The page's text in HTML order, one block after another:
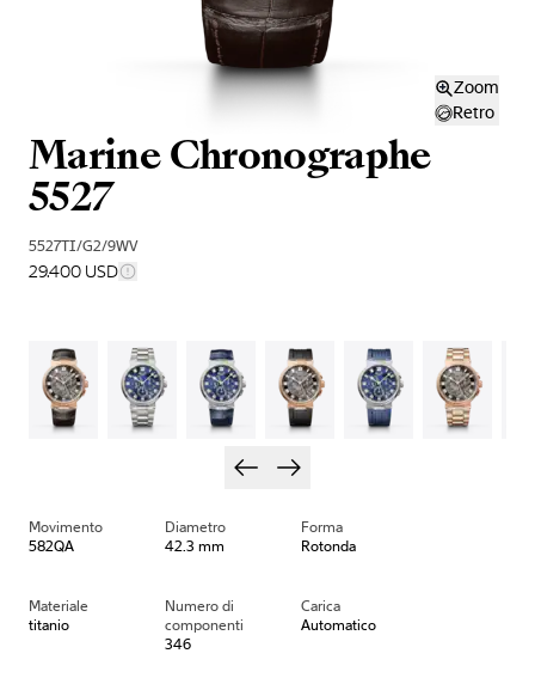
Zoom
Retro
Marine Chronographe
5527
5527TI/G2/9WV
29.400 USD
Movimento
582QA
Diametro
42.3 mm
Forma
Rotonda
Materiale
titanio
Numero di
componenti
346
Carica
Automatico